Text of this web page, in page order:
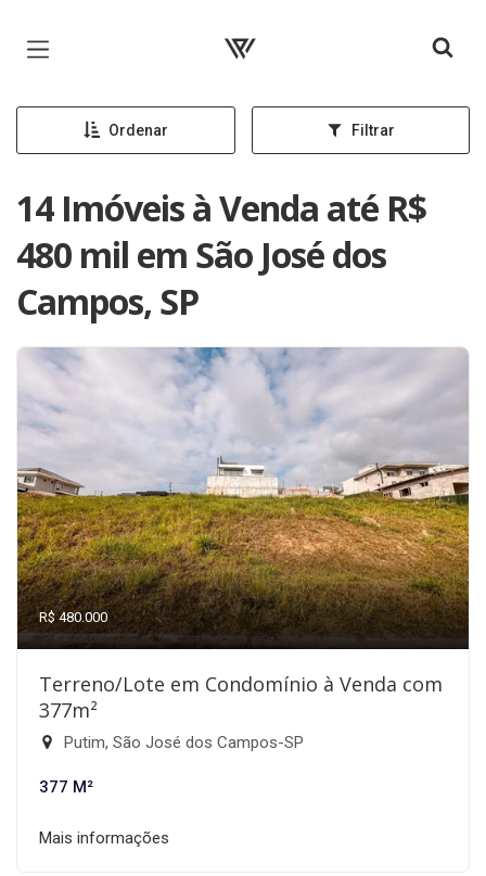
Página inicial
Ordenar Filtrar
14 Imóveis à Venda até R$
480 mil em São José dos
Campos, SP
R$ 480.000
Terreno/Lote em Condomínio à Venda com
377m²
Putim, São José dos Campos-SP
377 M²
Mais informações